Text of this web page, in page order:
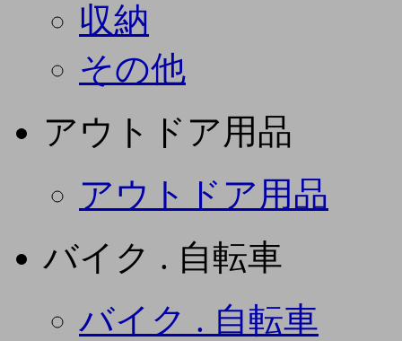
収納
その他
アウトドア用品
アウトドア用品
バイク . 自転車
バイク . 自転車